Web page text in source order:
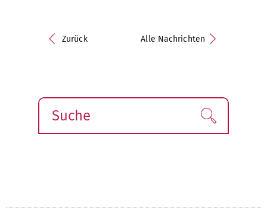
Zurück Alle Nachrichten
Suche Finden!